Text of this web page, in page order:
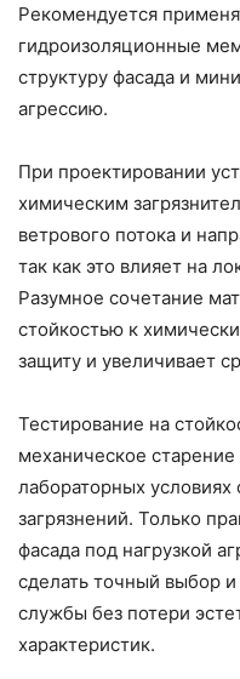
Рекомендуется
гидроизоляционные
структуру фасада и
агрессию.
При проектировании
химическим
ветрового потока и
так как это влияет на
Разумное сочетание
стойкостью к
защиту и увеличивает
Тестирование на
механическое
лабораторных
загрязнений. Только
фасада под нагрузкой
сделать точный выбор
службы без потери
характеристик.